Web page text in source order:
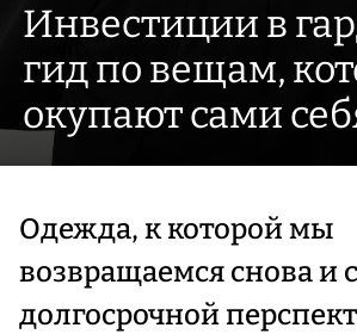
Инвестиции в
гид по вещам,
окупают сами
Одежда, к которой мы
возвращаемся снова и
долгосрочной